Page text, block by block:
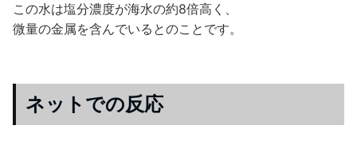
この水は塩分濃度が海水の約8倍高く、
微量の金属を含んでいるとのことです。
ネットでの反応